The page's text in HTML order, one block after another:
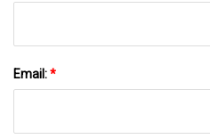
Email:*